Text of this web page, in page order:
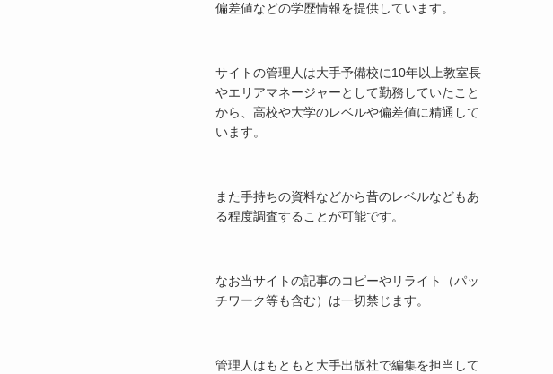
偏差値などの学歴情報を提供しています。
サイトの管理人は大手予備校に10年以上教室長
やエリアマネージャーとして勤務していたこと
から、高校や大学のレベルや偏差値に精通して
います。
また手持ちの資料などから昔のレベルなどもあ
る程度調査することが可能です。
なお当サイトの記事のコピーやリライト（パッ
チワーク等も含む）は一切禁じます。
管理人はもともと大手出版社で編集を担当して